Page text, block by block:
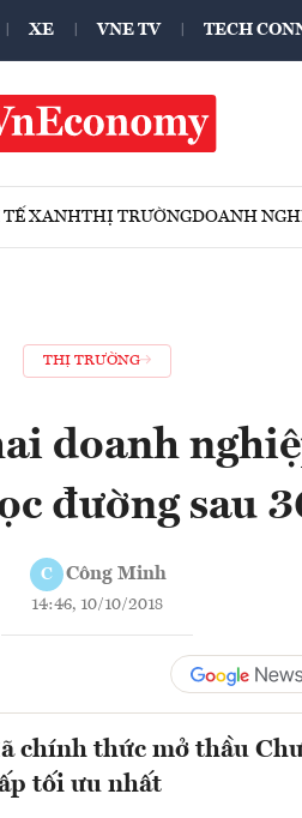
XE VNE TV TECH
XANHTHỊ TRƯỜNGDOANH
THỊ TRƯỜNG
doanh
đường sau
C Công Minh
14:46, 10/10/2018
chính thức mở thầu
tối ưu nhất